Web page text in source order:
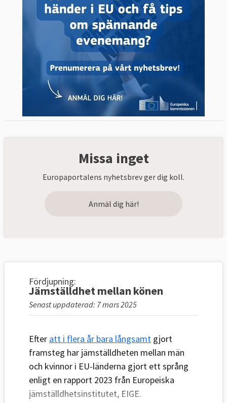
Missa inget
Europaportalens nyhetsbrev ger dig koll.
Anmäl dig här!
Fördjupning:
Jämställdhet mellan könen
Senast uppdaterad: 7 mars 2025
Efter att i flera år bara långsamt gjort
framsteg har jämställdheten mellan män
och kvinnor i EU-länderna gjort ett språng
enligt en rapport 2023 från Europeiska
jämställdhetsinstitutet, EIGE.